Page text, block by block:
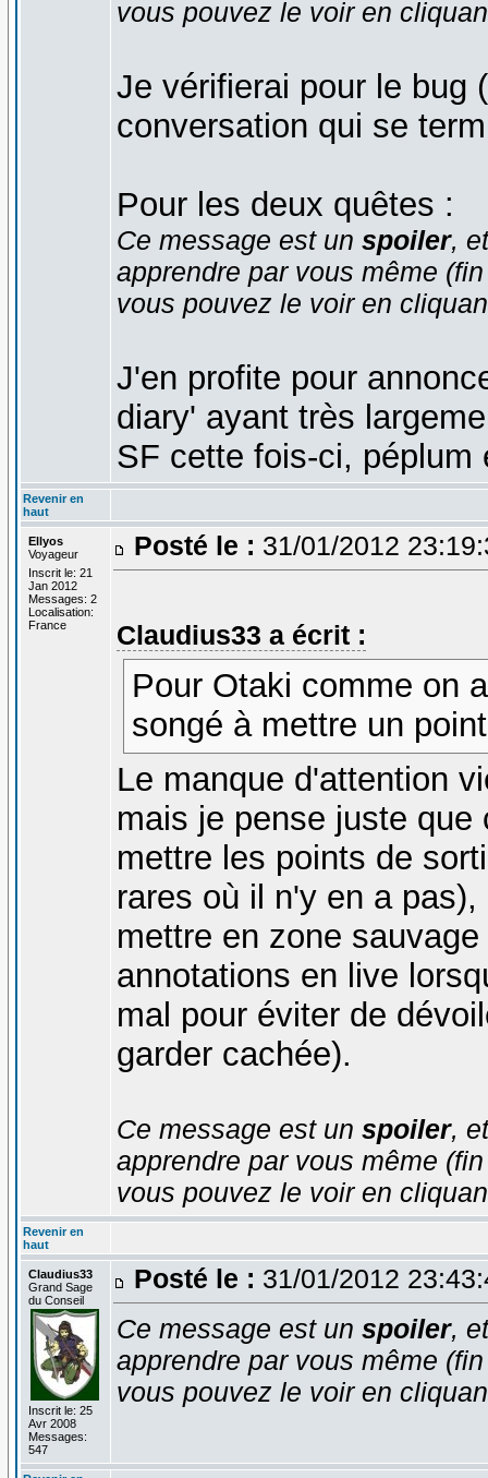
vous pouvez le voir en
Je vérifierai pour le bug
conversation qui se
Pour les deux quêtes :
Ce message est un spoiler,
apprendre par vous même
vous pouvez le voir en
J'en profite pour
diary' ayant très
SF cette fois-ci, péplum
Revenir en
haut
Ellyos
Voyageur
Inscrit le: 21
Jan 2012
Messages: 2
Localisation:
France
Posté le : 31/01/2012
Claudius33 a écrit :
Pour Otaki comme on
songé à mettre un
Le manque d'attention
mais je pense juste
mettre les points de
rares où il n'y en a
mettre en zone
annotations en live
mal pour éviter de
garder cachée).
Ce message est un spoiler,
apprendre par vous même
vous pouvez le voir en
Revenir en
haut
Claudius33
Grand Sage
du Conseil
Inscrit le: 25
Avr 2008
Messages:
547
Posté le : 31/01/2012
Ce message est un spoiler,
apprendre par vous même
vous pouvez le voir en